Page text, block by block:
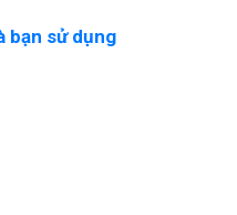
bạn sử dụng